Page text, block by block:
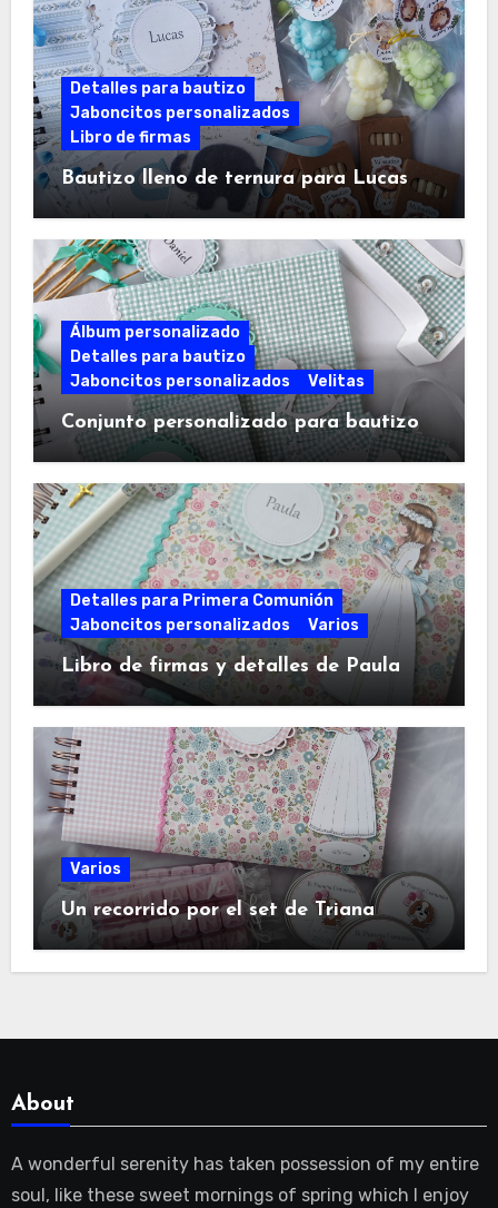
Detalles para bautizo
Jaboncitos personalizados
Libro de firmas
Bautizo lleno de ternura para Lucas
Álbum personalizado
Detalles para bautizo
Jaboncitos personalizados
Velitas
Conjunto personalizado para bautizo
Detalles para Primera Comunión
Jaboncitos personalizados
Varios
Libro de firmas y detalles de Paula
Varios
Un recorrido por el set de Triana
About
A wonderful serenity has taken possession of my entire
soul, like these sweet mornings of spring which I enjoy